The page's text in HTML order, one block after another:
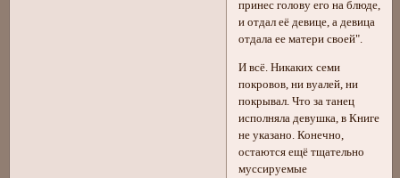
принес голову его на блюде,
и отдал её девице, а девица
отдала ее матери своей".
И всё. Никаких семи
покровов, ни вуалей, ни
покрывал. Что за танец
исполняла девушка, в Книге
не указано. Конечно,
остаются ещё тщательно
муссируемые